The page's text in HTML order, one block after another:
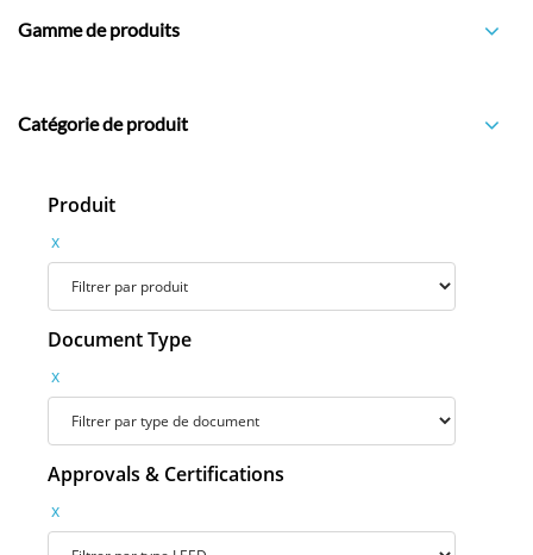
Gamme de produits
Catégorie de produit
Produit
x
Document Type
x
Approvals & Certifications
x